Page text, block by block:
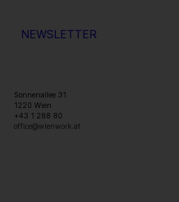
NEWSLETTER
Sonnenallee 31
1220 Wien
+43 1 288 80
office@wienwork.at